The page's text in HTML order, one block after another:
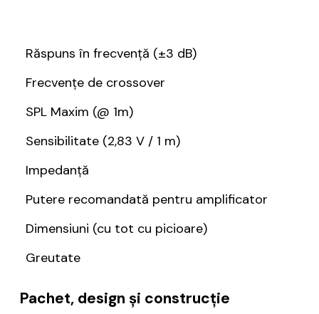
Răspuns în frecvență (±3 dB)
Frecvențe de crossover
SPL Maxim (@ 1m)
Sensibilitate (2,83 V / 1 m)
Impedanță
Putere recomandată pentru amplificator
Dimensiuni (cu tot cu picioare)
Greutate
Pachet, design și construcție